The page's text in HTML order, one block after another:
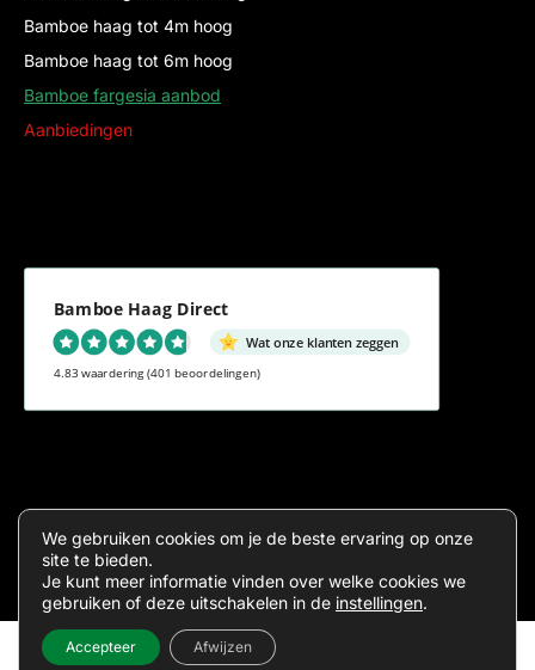
Bamboe haag tot 4m hoog
Bamboe haag tot 6m hoog
Bamboe fargesia aanbod
Aanbiedingen
Bamboe Haag Direct
Wat onze klanten zeggen
4.83 waardering(401 beoordelingen)
Algemene voorwaardenPrivacy
Inde Sitema
We gebruiken cookies om je de beste ervaring op onze
site te bieden.
Je kunt meer informatie vinden over welke cookies we
gebruiken of deze uitschakelen in de instellingen.
Accepteer Afwijzen